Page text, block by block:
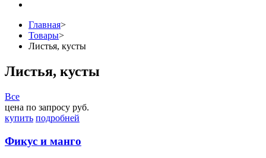
Главная>
Товары>
Листья, кусты
Листья, кусты
Все
цена по запросу руб.
купить подробней
Фикус и манго